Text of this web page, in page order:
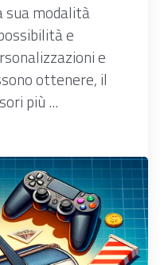
sua modalità
e
e
ottenere, il
più ...